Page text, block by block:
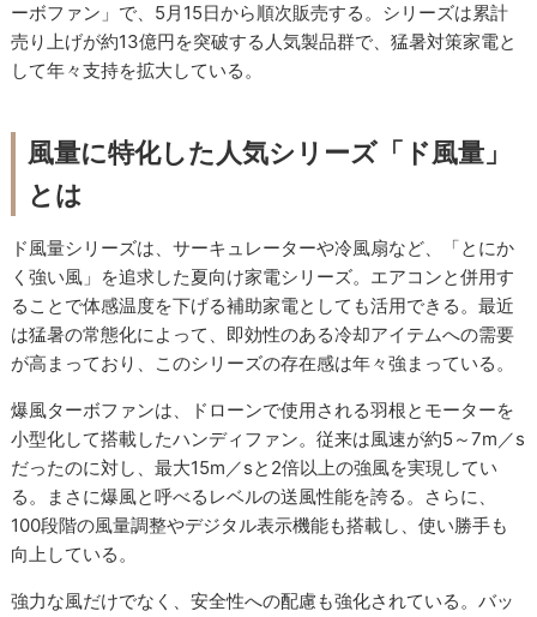
ーボファン」で、5月15日から順次販売する。シリーズは累計
売り上げが約13億円を突破する人気製品群で、猛暑対策家電と
して年々支持を拡大している。
風量に特化した人気シリーズ「ド風量」
とは
ド風量シリーズは、サーキュレーターや冷風扇など、「とにか
く強い風」を追求した夏向け家電シリーズ。エアコンと併用す
ることで体感温度を下げる補助家電としても活用できる。最近
は猛暑の常態化によって、即効性のある冷却アイテムへの需要
が高まっており、このシリーズの存在感は年々強まっている。
爆風ターボファンは、ドローンで使用される羽根とモーターを
小型化して搭載したハンディファン。従来は風速が約5～7m／s
だったのに対し、最大15m／sと2倍以上の強風を実現してい
る。まさに爆風と呼べるレベルの送風性能を誇る。さらに、
100段階の風量調整やデジタル表示機能も搭載し、使い勝手も
向上している。
強力な風だけでなく、安全性への配慮も強化されている。バッ